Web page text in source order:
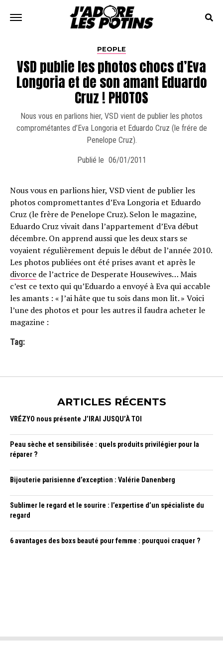
PEOPLE
VSD publie les photos chocs d’Eva
Longoria et de son amant Eduardo
Cruz ! PHOTOS
Nous vous en parlions hier, VSD vient de publier les photos
comprométantes d’Eva Longoria et Eduardo Cruz (le frére de
Penelope Cruz).
Publié le 06/01/2011
Nous vous en parlions hier, VSD vient de publier les
photos compromettantes d’Eva Longoria et Eduardo
Cruz (le frère de Penelope Cruz). Selon le magazine,
Eduardo Cruz vivait dans l’appartement d’Eva début
décembre. On apprend aussi que les deux stars se
voyaient régulièrement depuis le début de l’année 2010.
Les photos publiées ont été prises avant et après le
divorce de l’actrice de Desperate Housewives… Mais
c’est ce texto qui qu’Eduardo a envoyé à Eva qui accable
les amants : « J’ai hâte que tu sois dans mon lit. » Voici
l’une des photos et pour les autres il faudra acheter le
magazine :
Tag:
ARTICLES RÉCENTS
VRÉZYO nous présente J’IRAI JUSQU’À TOI
Peau sèche et sensibilisée : quels produits privilégier pour la
réparer ?
Bijouterie parisienne d’exception : Valérie Danenberg
Sublimer le regard et le sourire : l’expertise d’un spécialiste du
regard
6 avantages des boxs beauté pour femme : pourquoi craquer ?